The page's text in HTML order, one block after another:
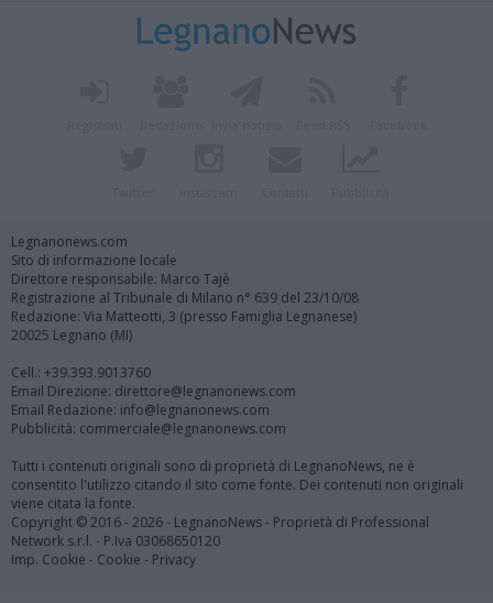
Legnanonews.com
Sito di informazione locale
Direttore responsabile: Marco Tajè
Registrazione al Tribunale di Milano n° 639 del 23/10/08
Redazione: Via Matteotti, 3 (presso Famiglia Legnanese)
20025 Legnano (MI)
Cell.: +39.393.9013760
Email Direzione: direttore@legnanonews.com
Email Redazione: info@legnanonews.com
Pubblicità: commerciale@legnanonews.com
Tutti i contenuti originali sono di proprietà di LegnanoNews, ne è
consentito l'utilizzo citando il sito come fonte. Dei contenuti non originali
viene citata la fonte.
Copyright © 2016 - 2026 - LegnanoNews - Proprietà di Professional
Network s.r.l. - P.Iva 03068650120
Imp. Cookie - Cookie - Privacy